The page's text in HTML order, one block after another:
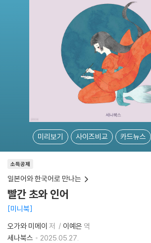
미리보기 사이즈비교 카드뉴스
소득공제
일본어와 한국어로 만나는
빨간 초와 인어
미니북
오가와 미메이 저 이예은 역
세나북스
2025.05.27.